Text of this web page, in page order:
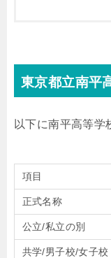
東京都立南平
以下に南平高等学
項目
正式名称
公立/私立の別
共学/男子校/女子校